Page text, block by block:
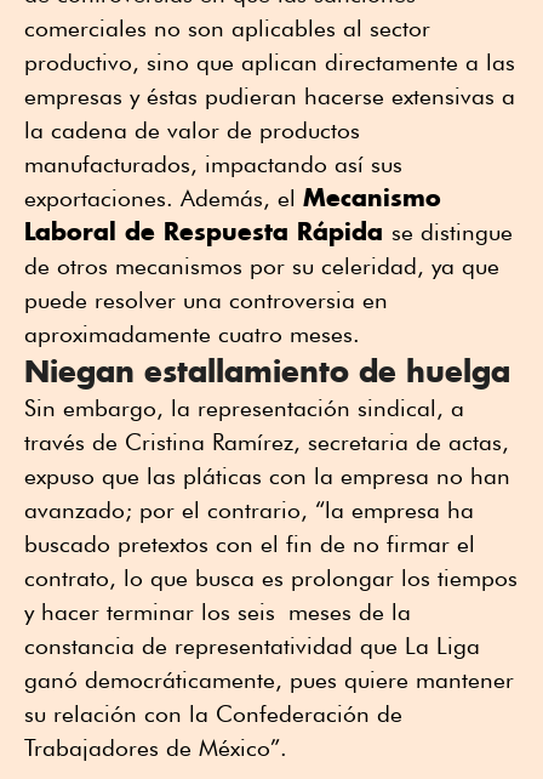
comerciales no son aplicables al sector
productivo, sino que aplican directamente a las
empresas y éstas pudieran hacerse extensivas a
la cadena de valor de productos
manufacturados, impactando así sus
exportaciones. Además, el Mecanismo
Laboral de Respuesta Rápida se distingue
de otros mecanismos por su celeridad, ya que
puede resolver una controversia en
aproximadamente cuatro meses.
Niegan estallamiento de huelga
Sin embargo, la representación sindical, a
través de Cristina Ramírez, secretaria de actas,
expuso que las pláticas con la empresa no han
avanzado; por el contrario, “la empresa ha
buscado pretextos con el fin de no firmar el
contrato, lo que busca es prolongar los tiempos
y hacer terminar los seis meses de la
constancia de representatividad que La Liga
ganó democráticamente, pues quiere mantener
su relación con la Confederación de
Trabajadores de México”.